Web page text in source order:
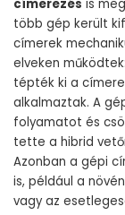
címerezés is
több gép került
címerek
elveken
tépték ki a
alkalmaztak. A
folyamatot és
tette a hibrid
Azonban a gépi
is, például a
vagy az